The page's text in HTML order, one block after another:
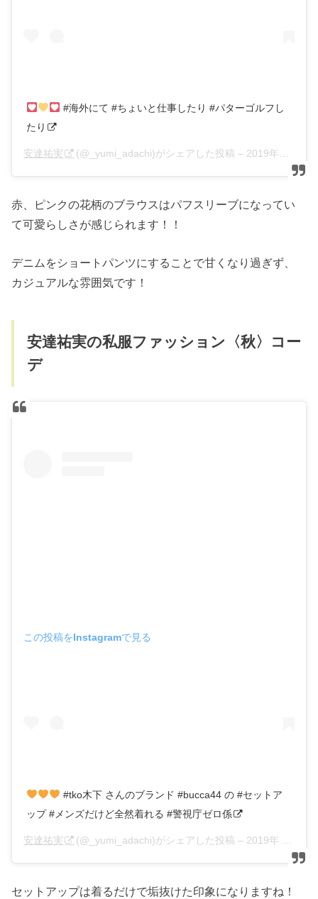
#海外にて #ちょいと仕事したり #パターゴルフし
たり
安達祐実 (@_yumi_adachi)がシェアした投稿 – 2019年11月月7日午前4時40分PST
赤、ピンクの花柄のブラウスはパフスリーブになってい
て可愛らしさが感じられます！！
デニムをショートパンツにすることで甘くなり過ぎず、
カジュアルな雰囲気です！
安達祐実の私服ファッション〈秋〉コー
デ
この投稿をInstagramで見る
#tko木下 さんのブランド #bucca44 の #セットア
ップ #メンズだけど全然着れる #警視庁ゼロ係
安達祐実 (@_yumi_adachi)がシェアした投稿 – 2019年 7月月16日午前3時46分PDT
セットアップは着るだけで垢抜けた印象になりますね！